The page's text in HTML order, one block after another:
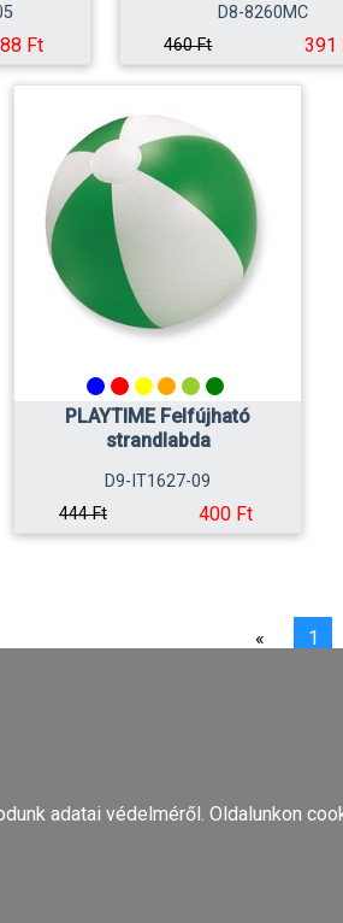
Ft
D8-8260MC
460 Ft
391
PLAYTIME Felfújható
strandlabda
D9-IT1627-09
444 Ft
400 Ft
« 1
adatai védelméről. Oldalunkon